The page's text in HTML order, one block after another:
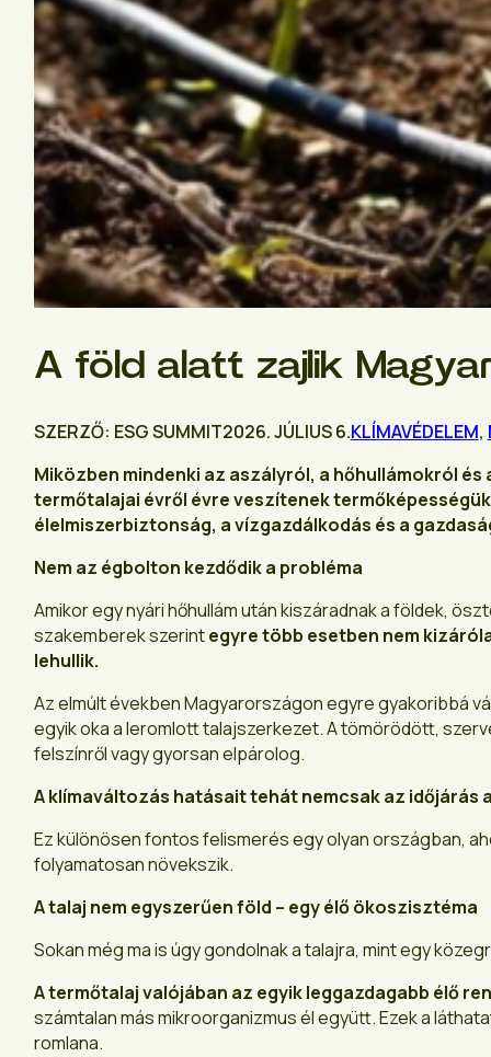
A föld alatt zajlik
SZERZŐ: ESG SUMMIT2026. JÚLIUS 6.KLÍMAVÉDELEM,
Miközben mindenki az aszályról, a hőhullámokról
termőtalajai évről évre veszítenek
élelmiszerbiztonság, a vízgazdálkodás és a
Nem az égbolton kezdődik a probléma
Amikor egy nyári hőhullám után kiszáradnak a földek,
szakemberek szerintegyre több esetben nem
lehullik.
Az elmúlt években Magyarországon egyre gyakoribbá
egyik oka a leromlott talajszerkezet. A tömörödött,
felszínről vagy gyorsan elpárolog.
A klímaváltozás hatásait tehát nemcsak az időjárás
Ez különösen fontos felismerés egy olyan országban,
folyamatosan növekszik.
A talaj nem egyszerűen föld – egy élő ökoszisztéma
Sokan még ma is úgy gondolnak a talajra, mint egy
A termőtalaj valójában az egyik leggazdagabb élő
számtalan más mikroorganizmus él együtt. Ezek a
romlana.